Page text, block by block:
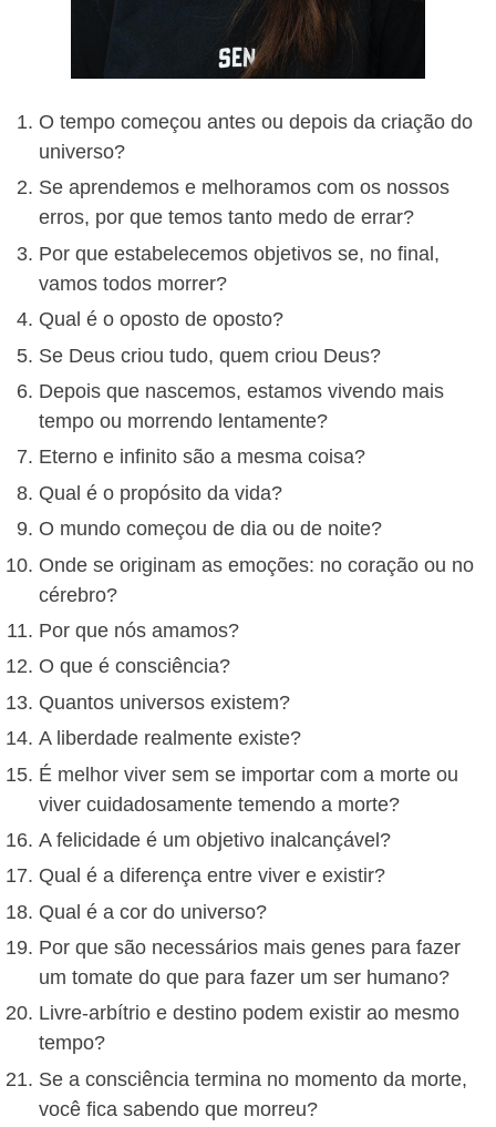
O tempo começou antes ou depois da criação do
universo?
Se aprendemos e melhoramos com os nossos
erros, por que temos tanto medo de errar?
Por que estabelecemos objetivos se, no final,
vamos todos morrer?
Qual é o oposto de oposto?
Se Deus criou tudo, quem criou Deus?
Depois que nascemos, estamos vivendo mais
tempo ou morrendo lentamente?
Eterno e infinito são a mesma coisa?
Qual é o propósito da vida?
O mundo começou de dia ou de noite?
Onde se originam as emoções: no coração ou no
cérebro?
Por que nós amamos?
O que é consciência?
Quantos universos existem?
A liberdade realmente existe?
É melhor viver sem se importar com a morte ou
viver cuidadosamente temendo a morte?
A felicidade é um objetivo inalcançável?
Qual é a diferença entre viver e existir?
Qual é a cor do universo?
Por que são necessários mais genes para fazer
um tomate do que para fazer um ser humano?
Livre-arbítrio e destino podem existir ao mesmo
tempo?
Se a consciência termina no momento da morte,
você fica sabendo que morreu?